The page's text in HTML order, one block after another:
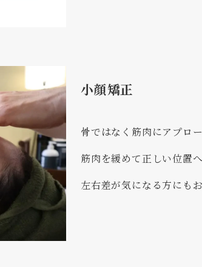
小顔矯正
骨ではなく筋肉にアプロ
筋肉を緩めて正しい位置へ
左右差が気になる方にもお